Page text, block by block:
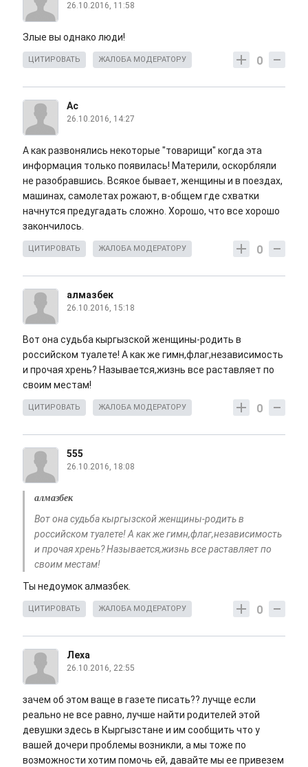
26.10.2016, 11:58
Злые вы однако люди!
0
ЦИТИРОВАТЬ ЖАЛОБА МОДЕРАТОРУ
Ас
26.10.2016, 14:27
А как развонялись некоторые "товарищи" когда эта
информация только появилась! Материли, оскорбляли
не разобравшись. Всякое бывает, женщины и в поездах,
машинах, самолетах рожают, в-общем где схватки
начнутся предугадать сложно. Хорошо, что все хорошо
закончилось.
0
ЦИТИРОВАТЬ ЖАЛОБА МОДЕРАТОРУ
алмазбек
26.10.2016, 15:18
Вот она судьба кыргызской женщины-родить в
российском туалете! А как же гимн,флаг,независимость
и прочая хрень? Называется,жизнь все раставляет по
своим местам!
0
ЦИТИРОВАТЬ ЖАЛОБА МОДЕРАТОРУ
555
26.10.2016, 18:08
алмазбек
Вот она судьба кыргызской женщины-родить в
российском туалете! А как же гимн,флаг,независимость
и прочая хрень? Называется,жизнь все раставляет по
своим местам!
Ты недоумок алмазбек.
0
ЦИТИРОВАТЬ ЖАЛОБА МОДЕРАТОРУ
Леха
26.10.2016, 22:55
зачем об этом ваще в газете писать?? лучще если
реально не все равно, лучше найти родителей этой
девушки здесь в Кыргызстане и им сообщить что у
вашей дочери проблемы возникли, а мы тоже по
возможности хотим помочь ей, давайте мы ее привезем